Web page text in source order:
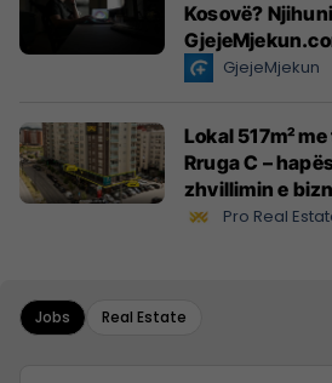
Kosovë?
GjejeMjekun
Lokal 517m²
Rruga C –
zhvillimin e
Pro Real
Jobs Real Estate